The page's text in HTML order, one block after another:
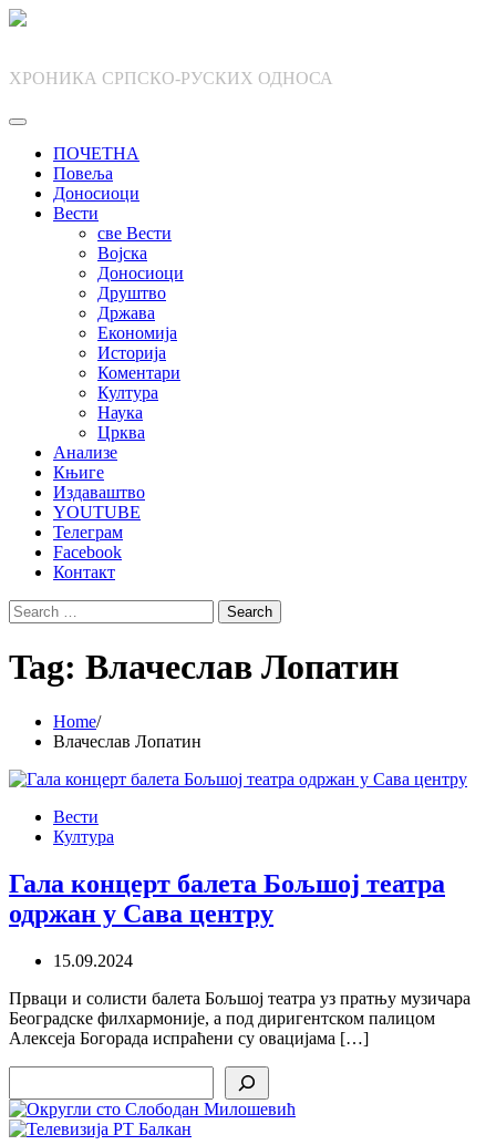
Skip
ХРОНИКА СРПСКО-РУСКИХ ОДНОСА
ПОЧЕТНА
Повеља
Доносиоци
Вести
све Вести
Војска
Доносиоци
Друштво
Држава
Економија
Историја
Коментари
Култура
Наука
Црква
Анализе
Књиге
Издаваштво
YOUTUBE
Телеграм
Facebook
Контакт
Search
for:
Tag: Влачеслав Лопатин
Home
Влачеслав Лопатин
Вести
Култура
Гала концерт балета Бољшој театра
одржан у Сава центру
15.09.2024
Прваци и солисти балета Бољшој театра уз пратњу музичара
Београдске филхармоније, а под диригентском палицом
Алексеја Богорада испраћени су овацијама […]